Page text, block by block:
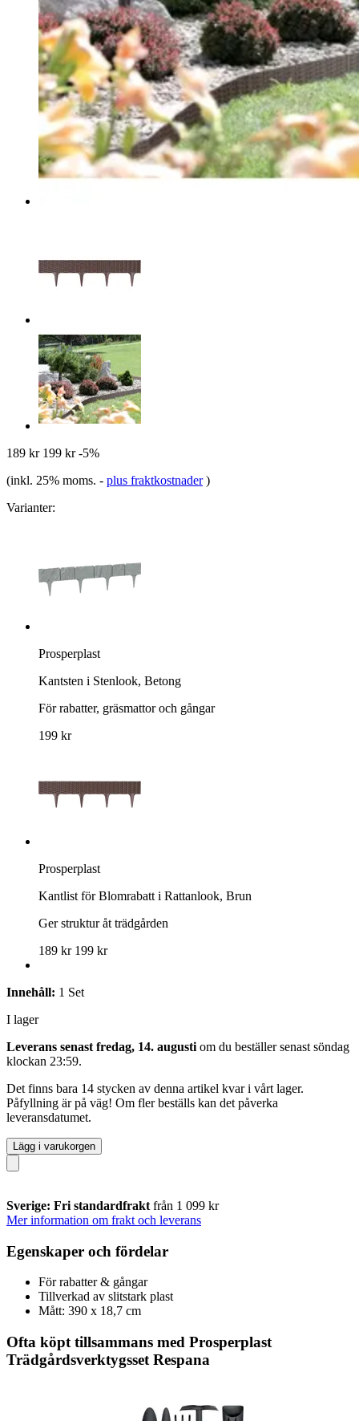
189 kr 199 kr -5%
(inkl. 25% moms. - plus fraktkostnader )
Varianter:
Prosperplast
Kantsten i Stenlook, Betong
För rabatter, gräsmattor och gångar
199 kr
Prosperplast
Kantlist för Blomrabatt i Rattanlook, Brun
Ger struktur åt trädgården
189 kr 199 kr
Innehåll: 1 Set
I lager
Leverans senast fredag, 14. augusti om du beställer senast söndag
klockan 23:59.
Det finns bara 14 stycken av denna artikel kvar i vårt lager.
Påfyllning är på väg! Om fler beställs kan det påverka
leveransdatumet.
Lägg i varukorgen
Sverige: Fri standardfrakt från 1 099 kr
Mer information om frakt och leverans
Egenskaper och fördelar
För rabatter & gångar
Tillverkad av slitstark plast
Mått: 390 x 18,7 cm
Ofta köpt tillsammans med Prosperplast
Trädgårdsverktygsset Respana